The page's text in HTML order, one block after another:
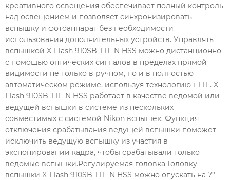
креативного освещения обеспечивает полный контроль
над освещением и позволяет синхронизировать
вспышку и фотоаппарат без необходимости
использования дополнительных устройств. Управлять
вспышкой X-Flash 910SB TTL-N HSS можно дистанционно
с помощью оптических сигналов в пределах прямой
видимости не только в ручном, но и в полностью
автоматическом режиме, используя технологию i-TTL. X-
Flash 910SB TTL-N HSS работает в качестве ведомой или
ведущей вспышки в системе из нескольких
совместимых с системой Nikon вспышек. Функция
отключения срабатывания ведущей вспышки поможет
исключить ведущую вспышку из участия в
экспонировании кадра, чтобы срабатывали только
ведомые вспышки.Регулируемая головка Головку
вспышки X-Flash 910SB TTL-N HSS можно опускать на 7°